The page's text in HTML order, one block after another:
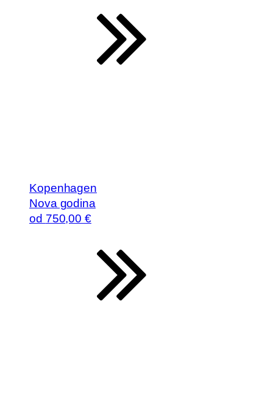
Kopenhagen
Nova godina
od 750,00 €